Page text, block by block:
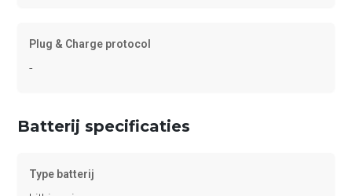
Plug & Charge protocol
-
Batterij specificaties
Type batterij